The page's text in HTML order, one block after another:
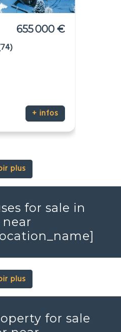
655 000 €
for sale in
near
plus
for sale
near